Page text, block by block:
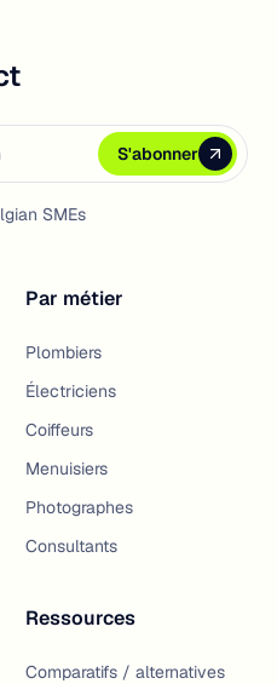
S'abonner
S'abonner
SMEs
Par métier
Plombiers
Électriciens
Coiffeurs
Menuisiers
Photographes
Consultants
Ressources
Comparatifs / alternatives